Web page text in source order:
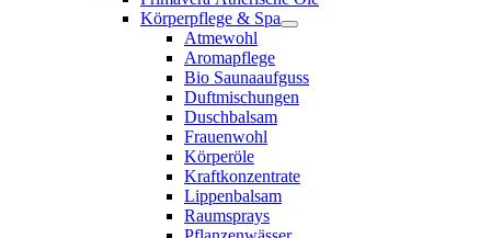
Körperpflege & Spa
Atmewohl
Aromapflege
Bio Saunaaufguss
Duftmischungen
Duschbalsam
Frauenwohl
Körperöle
Kraftkonzentrate
Lippenbalsam
Raumsprays